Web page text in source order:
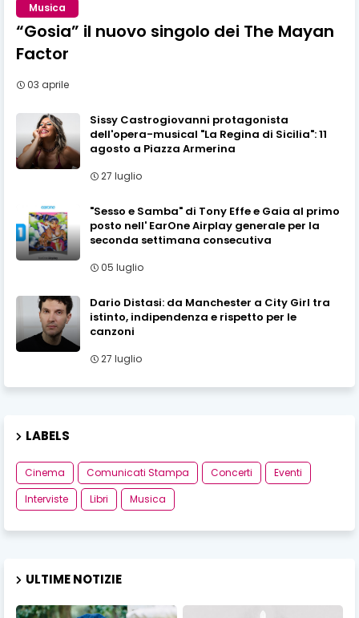
Musica
“Gosia” il nuovo singolo dei The Mayan
Factor
03 aprile
Sissy Castrogiovanni protagonista
dell'opera-musical "La Regina di Sicilia": 11
agosto a Piazza Armerina
27 luglio
"Sesso e Samba" di Tony Effe e Gaia al primo
posto nell' EarOne Airplay generale per la
seconda settimana consecutiva
05 luglio
Dario Distasi: da Manchester a City Girl tra
istinto, indipendenza e rispetto per le
canzoni
27 luglio
LABELS
Cinema Comunicati Stampa Concerti
Eventi
Interviste
Libri Musica
ULTIME NOTIZIE